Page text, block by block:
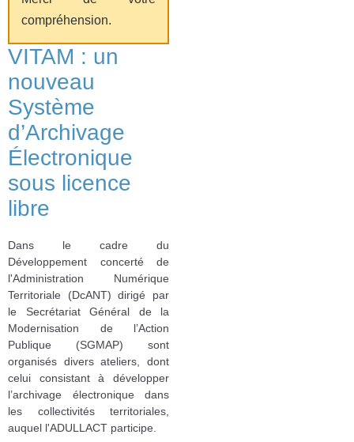
compréhension.
VITAM : un
nouveau
Système
d’Archivage
Électronique
sous licence
libre
Dans le cadre du
Développement concerté de
l'Administration Numérique
Territoriale (DcANT) dirigé par
le Secrétariat Général de la
Modernisation de l’Action
Publique (SGMAP) sont
organisés divers ateliers, dont
celui consistant à développer
l’archivage électronique dans
les collectivités territoriales,
auquel l'ADULLACT participe.